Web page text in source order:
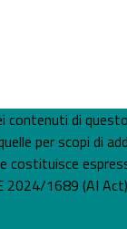
di
per scopi di
costituisce
2024/1689 (AI